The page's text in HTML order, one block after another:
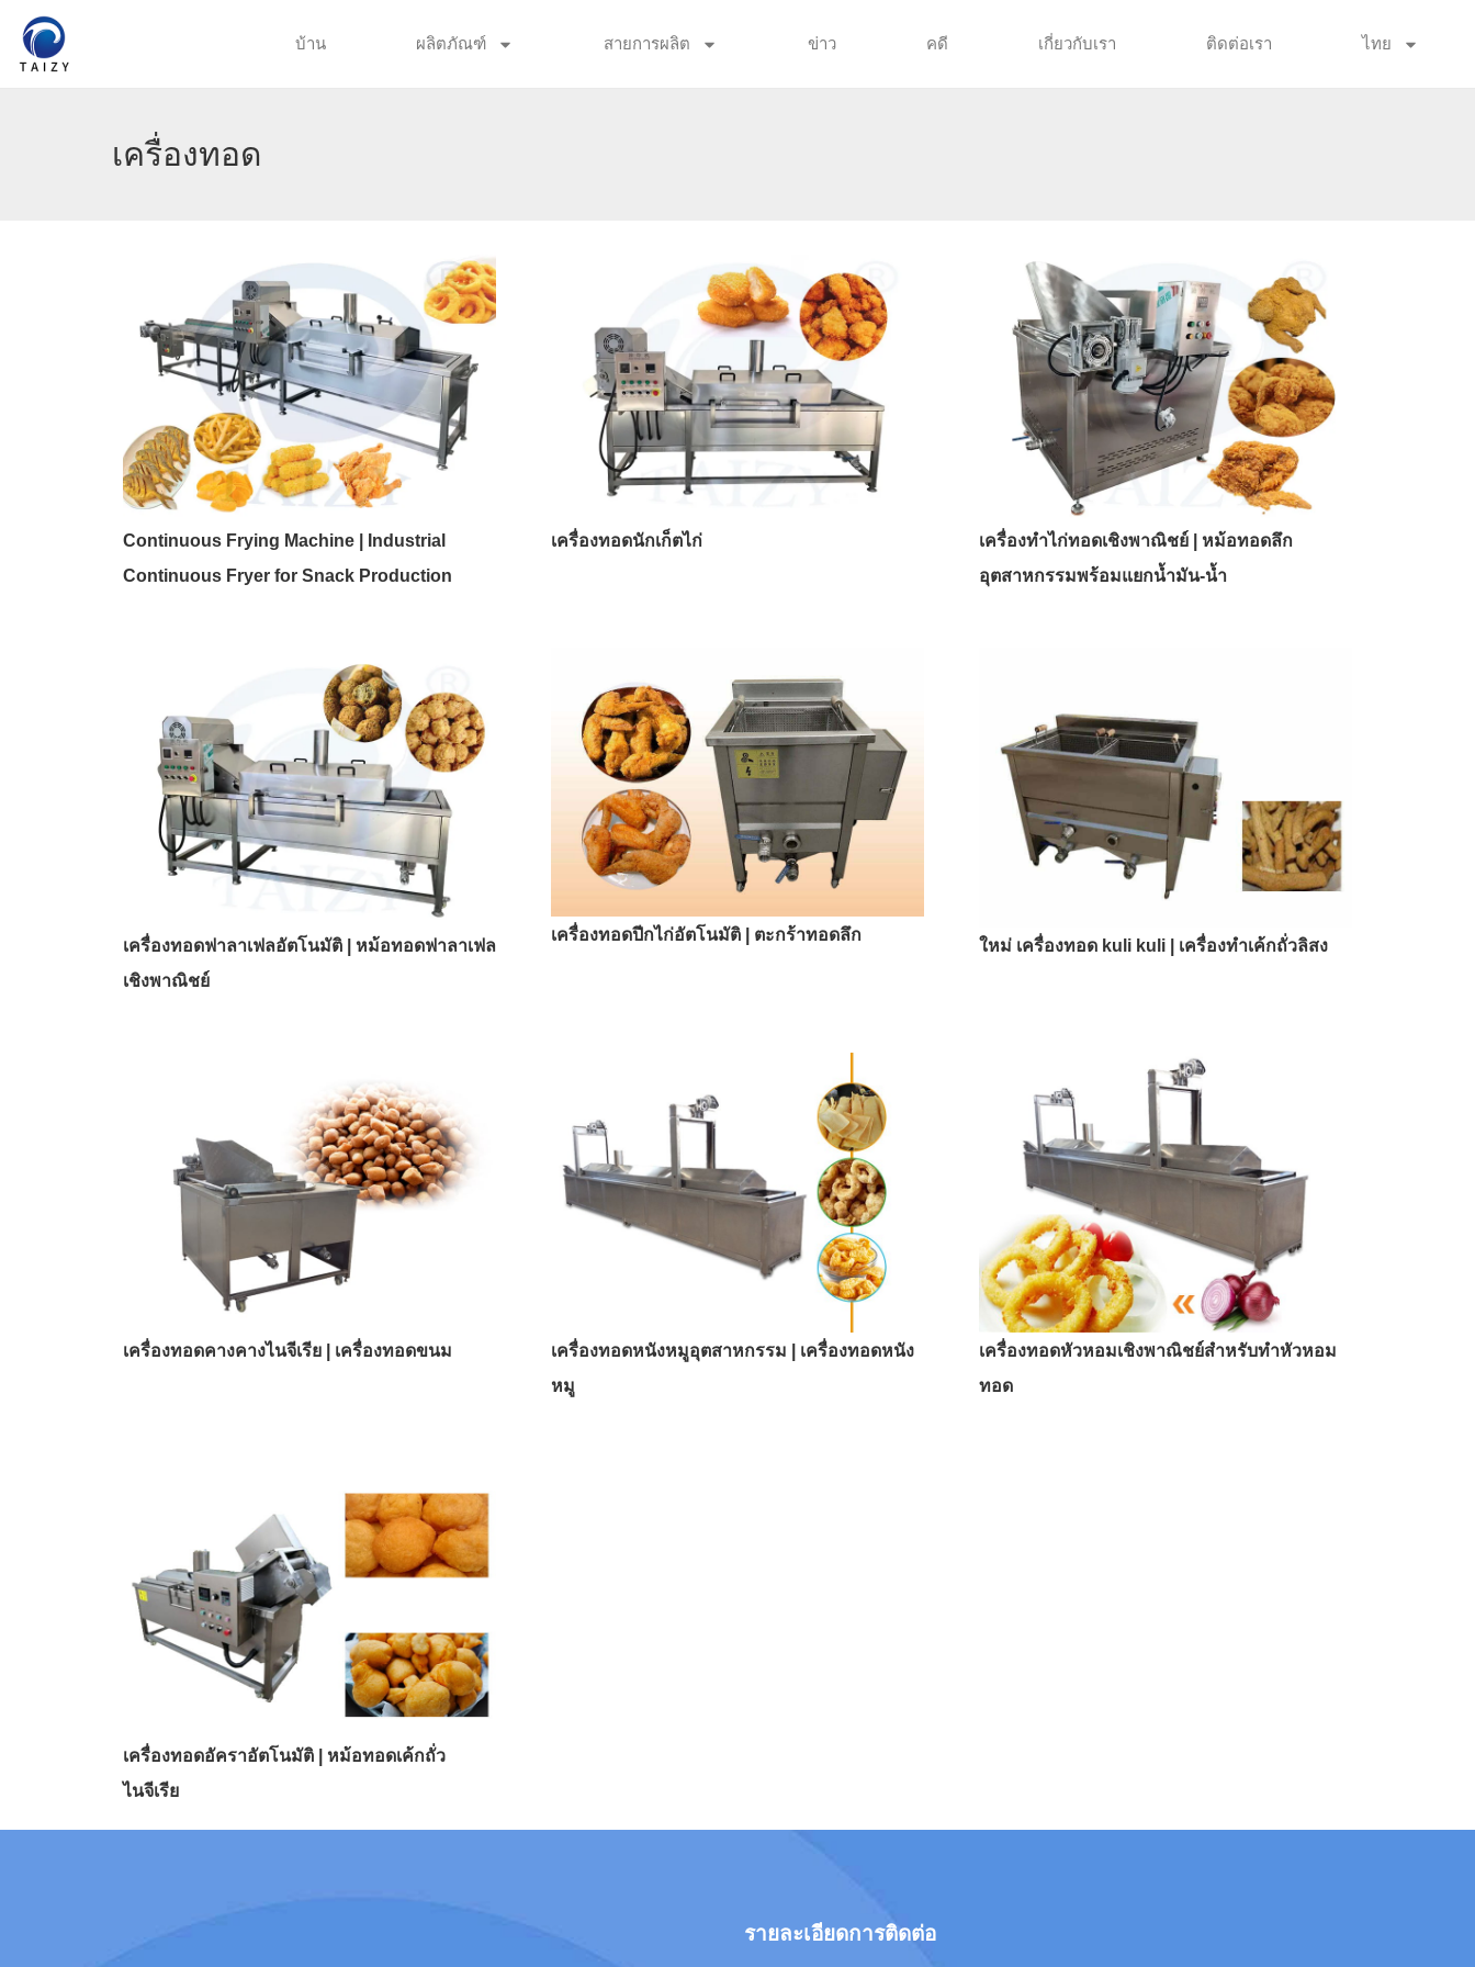
บ้าน ผลิตภัณฑ์ สายการผลิต ข่าว คดี เกี่ยวกับเรา ติดต่อเรา ไทย
เครื่องทอด
Continuous Frying Machine | Industrial
Continuous Fryer for Snack Production
เครื่องทอดนักเก็ตไก่
เครื่องทำไก่ทอดเชิงพาณิชย์ | หม้อทอดลึก
อุตสาหกรรมพร้อมแยกน้ำมัน-น้ำ
เครื่องทอดฟาลาเฟลอัตโนมัติ | หม้อทอดฟาลาเฟล
เชิงพาณิชย์
เครื่องทอดปีกไก่อัตโนมัติ | ตะกร้าทอดลึก
ใหม่ เครื่องทอด kuli kuli | เครื่องทำเค้กถั่วลิสง
เครื่องทอดคางคางไนจีเรีย | เครื่องทอดขนม
เครื่องทอดหนังหมูอุตสาหกรรม | เครื่องทอดหนัง
หมู
เครื่องทอดหัวหอมเชิงพาณิชย์สำหรับทำหัวหอม
ทอด
เครื่องทอดอัคราอัตโนมัติ | หม้อทอดเค้กถั่ว
ไนจีเรีย
รายละเอียดการติดต่อ